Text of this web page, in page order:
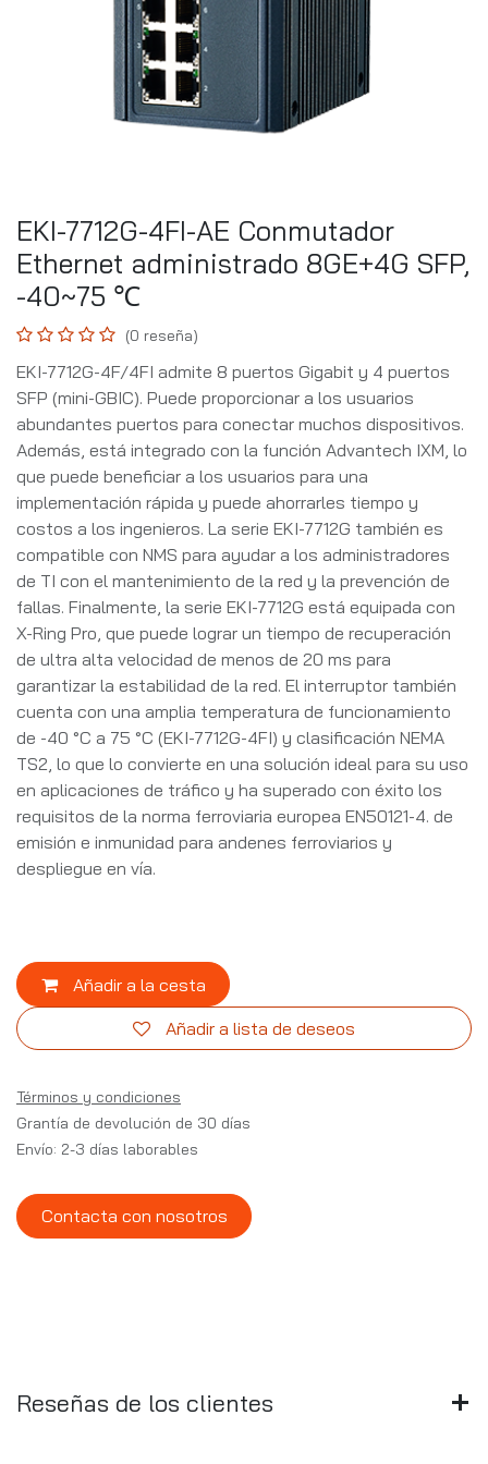
EKI-7712G-4FI-AE Conmutador
Ethernet administrado 8GE+4G SFP,
-40~75 ℃
(0 reseña)
EKI-7712G-4F/4FI admite 8 puertos Gigabit y 4 puertos
SFP (mini-GBIC). Puede proporcionar a los usuarios
abundantes puertos para conectar muchos dispositivos.
Además, está integrado con la función Advantech IXM, lo
que puede beneficiar a los usuarios para una
implementación rápida y puede ahorrarles tiempo y
costos a los ingenieros. La serie EKI-7712G también es
compatible con NMS para ayudar a los administradores
de TI con el mantenimiento de la red y la prevención de
fallas. Finalmente, la serie EKI-7712G está equipada con
X-Ring Pro, que puede lograr un tiempo de recuperación
de ultra alta velocidad de menos de 20 ms para
garantizar la estabilidad de la red. El interruptor también
cuenta con una amplia temperatura de funcionamiento
de -40 °C a 75 °C (EKI-7712G-4FI) y clasificación NEMA
TS2, lo que lo convierte en una solución ideal para su uso
en aplicaciones de tráfico y ha superado con éxito los
requisitos de la norma ferroviaria europea EN50121-4. de
emisión e inmunidad para andenes ferroviarios y
despliegue en vía.
Añadir a la cesta
Añadir a lista de deseos
Términos y condiciones
Grantía de devolución de 30 días
Envío: 2-3 días laborables
Contacta con nosotros
Reseñas de los clientes